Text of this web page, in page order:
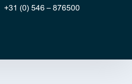
+31 (0) 546 – 876500